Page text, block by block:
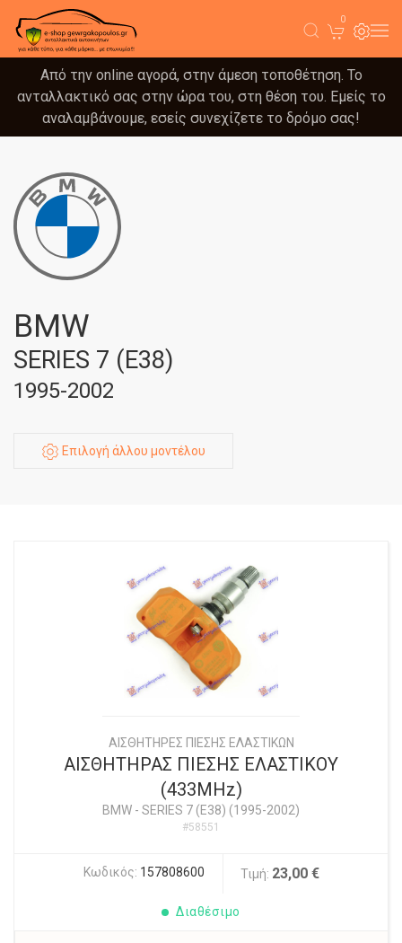
0
Από την online αγορά, στην άμεση τοποθέτηση. Το
ανταλλακτικό σας στην ώρα του, στη θέση του. Εμείς το
αναλαμβάνουμε, εσείς συνεχίζετε το δρόμο σας!
BMW
SERIES 7 (E38)
1995-2002
Επιλογή άλλου μοντέλου
ΑΙΣΘΗΤΗΡΕΣ ΠΙΕΣΗΣ ΕΛΑΣΤΙΚΩΝ
ΑΙΣΘΗΤΗΡΑΣ ΠΙΕΣΗΣ ΕΛΑΣΤΙΚΟΥ
(433MHz)
BMW - SERIES 7 (E38) (1995-2002)
#58551
Κωδικός: 157808600 Τιμή: 23,00 €
Διαθέσιμο